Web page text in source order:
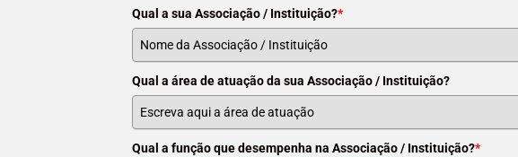
Qual a sua Associação / Instituição?*
Qual a área de atuação da sua Associação / Instituição?
Qual a função que desempenha na Associação / Instituição?*